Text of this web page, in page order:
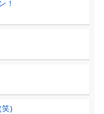
！
笑)